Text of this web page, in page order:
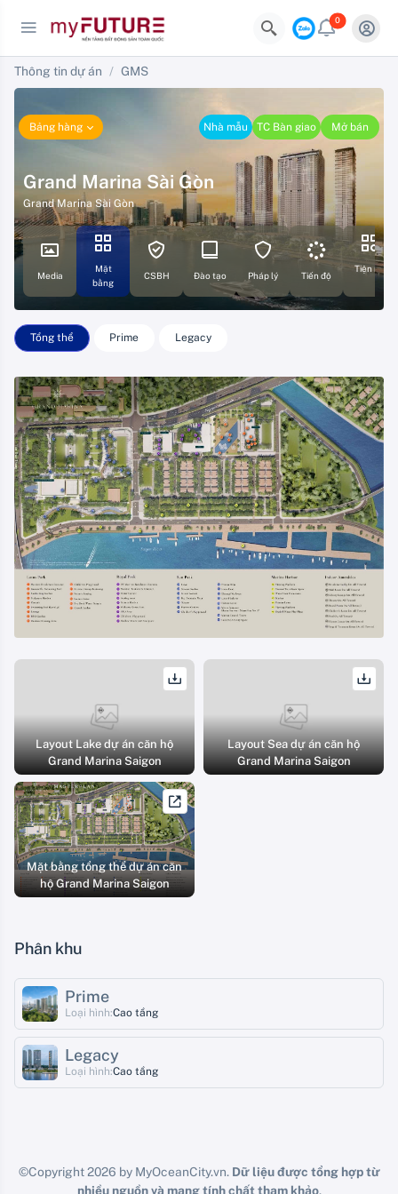
0
Thông tin dự án GMS
Bảng hàng Nhà mẫu TC Bàn giao Mở bán
Grand Marina Sài Gòn
Grand Marina Sài Gòn
Media
Mặt
bằng
CSBH Đào tạo Pháp lý Tiến độ
Tiện ích
Tổng thể Prime Legacy
Layout Lake dự án căn hộ
Grand Marina Saigon
Layout Sea dự án căn hộ
Grand Marina Saigon
Mặt bằng tổng thể dự án căn
hộ Grand Marina Saigon
Phân khu
Prime
Loại hình:Cao tầng
Legacy
Loại hình:Cao tầng
©Copyright 2026 by MyOceanCity.vn. Dữ liệu được tổng hợp từ
nhiều nguồn và mang tính chất tham khảo.